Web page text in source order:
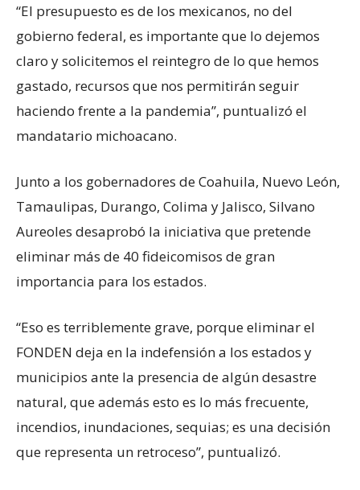
“El presupuesto es de los mexicanos, no del
gobierno federal, es importante que lo dejemos
claro y solicitemos el reintegro de lo que hemos
gastado, recursos que nos permitirán seguir
haciendo frente a la pandemia”, puntualizó el
mandatario michoacano.
Junto a los gobernadores de Coahuila, Nuevo León,
Tamaulipas, Durango, Colima y Jalisco, Silvano
Aureoles desaprobó la iniciativa que pretende
eliminar más de 40 fideicomisos de gran
importancia para los estados.
“Eso es terriblemente grave, porque eliminar el
FONDEN deja en la indefensión a los estados y
municipios ante la presencia de algún desastre
natural, que además esto es lo más frecuente,
incendios, inundaciones, sequias; es una decisión
que representa un retroceso”, puntualizó.